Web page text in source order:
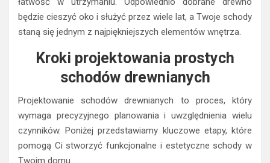
będzie cieszyć oko i służyć przez wiele lat, a Twoje schody
staną się jednym z najpiękniejszych elementów wnętrza.
Kroki projektowania prostych
schodów drewnianych
Projektowanie schodów drewnianych to proces, który
wymaga precyzyjnego planowania i uwzględnienia wielu
czynników. Poniżej przedstawiamy kluczowe etapy, które
pomogą Ci stworzyć funkcjonalne i estetyczne schody w